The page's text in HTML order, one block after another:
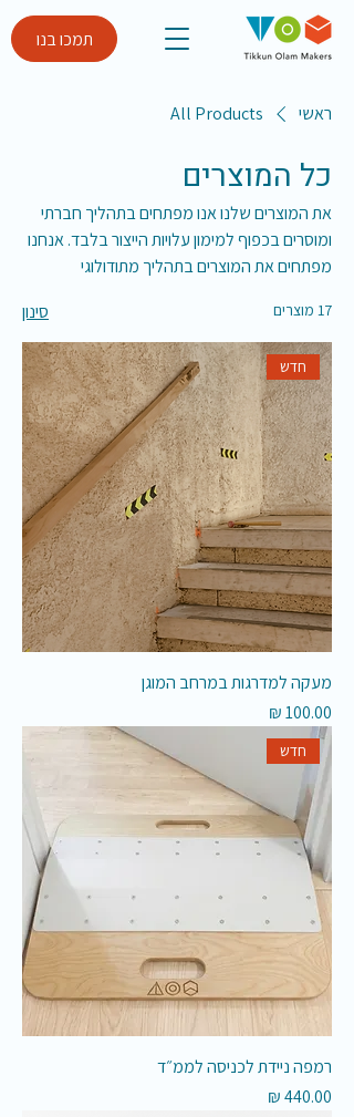
תמכו בנו
ראשי All Products
כל המוצרים
את המוצרים שלנו אנו מפתחים בתהליך חברתי
ומוסרים בכפוף למימון עלויות הייצור בלבד. אנחנו
מפתחים את המוצרים בתהליך מתודולוגי
17 מוצרים סינון
חדש
מעקה למדרגות במרחב המוגן
מחיר
חדש
רמפה ניידת לכניסה לממ״ד
מחיר